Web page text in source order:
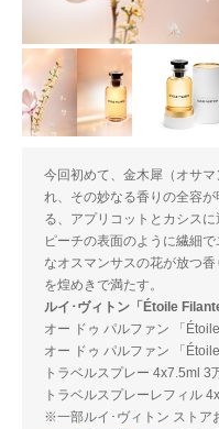
今回初めて、金木犀（オサ
れ、その妙なる香りの全容
る、アプリコットとカシス
ピーチの表面のように繊細
なオスマンサスの花が放つ
を煌めきで満たす。
ルイ･ヴィトン「Étoile
オー ドゥ パルファン 「
オー ドゥ パルファン 「
トラベルスプレー 4x7.5ml 3
トラベルスプレーレフィル
※一部ルイ･ヴィトン ストア